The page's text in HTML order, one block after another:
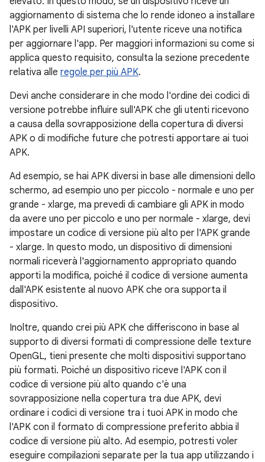
aggiornamento di sistema che lo rende idoneo a installare
l'APK per livelli API superiori, l'utente riceve una notifica
per aggiornare l'app. Per maggiori informazioni su come si
applica questo requisito, consulta la sezione precedente
relativa alle regole per più APK.
Devi anche considerare in che modo l'ordine dei codici di
versione potrebbe influire sull'APK che gli utenti ricevono
a causa della sovrapposizione della copertura di diversi
APK o di modifiche future che potresti apportare ai tuoi
APK.
Ad esempio, se hai APK diversi in base alle dimensioni dello
schermo, ad esempio uno per piccolo - normale e uno per
grande - xlarge, ma prevedi di cambiare gli APK in modo
da avere uno per piccolo e uno per normale - xlarge, devi
impostare un codice di versione più alto per l'APK grande
- xlarge. In questo modo, un dispositivo di dimensioni
normali riceverà l'aggiornamento appropriato quando
apporti la modifica, poiché il codice di versione aumenta
dall'APK esistente al nuovo APK che ora supporta il
dispositivo.
Inoltre, quando crei più APK che differiscono in base al
supporto di diversi formati di compressione delle texture
OpenGL, tieni presente che molti dispositivi supportano
più formati. Poiché un dispositivo riceve l'APK con il
codice di versione più alto quando c'è una
sovrapposizione nella copertura tra due APK, devi
ordinare i codici di versione tra i tuoi APK in modo che
l'APK con il formato di compressione preferito abbia il
codice di versione più alto. Ad esempio, potresti voler
eseguire compilazioni separate per la tua app utilizzando i